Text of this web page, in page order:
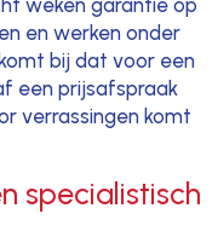
en werken onder
bij dat voor een
een prijsafspraak
verrassingen komt
specialistisch